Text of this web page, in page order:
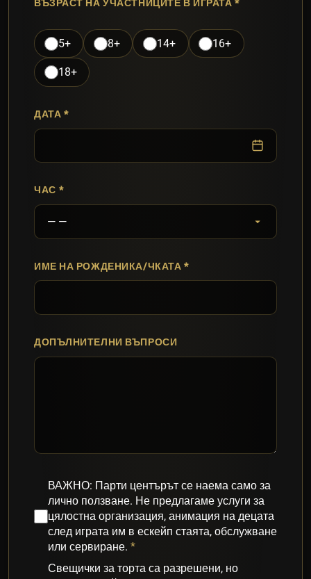
ВЪЗРАСТ НА УЧАСТНИЦИТЕ В ИГРАТА
5+ 8+ 14+ 16+
18+
ДАТА
ЧАС
ИМЕ НА РОЖДЕНИКА/ЧКАТА
ДОПЪЛНИТЕЛНИ ВЪПРОСИ
ВАЖНО: Парти центърът се наема само за
лично ползване. Не предлагаме услуги за
цялостна организация, анимация на децата
след играта им в ескейп стаята, обслужване
или сервиране.
Свещички за торта са разрешени, но